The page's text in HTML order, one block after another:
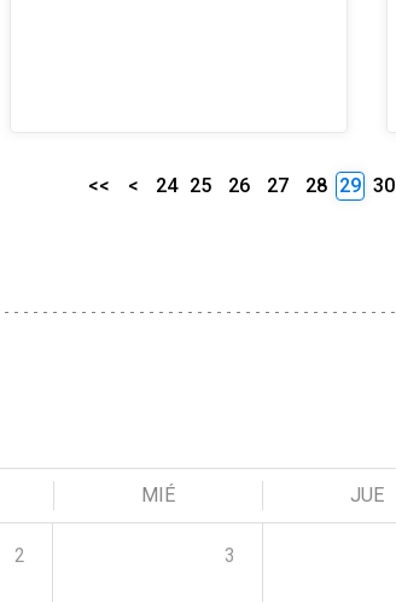
<< < 24 25 26 27 28 29 30
MIÉ JUE
2 3